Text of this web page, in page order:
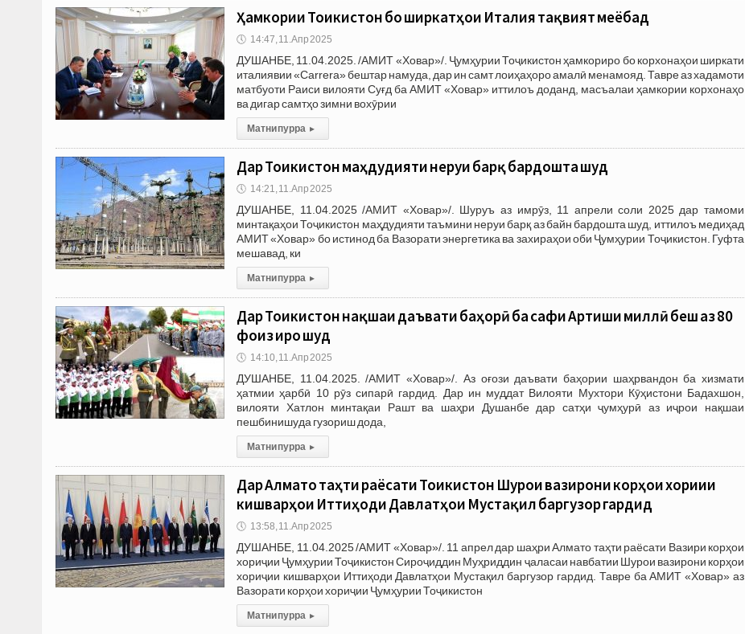
Ҳамкории Тоҷикистон бо ширкатҳои Италия тақвият меёбад
🕔 14:47, 11.Апр 2025
ДУШАНБЕ, 11.04.2025. /АМИТ «Ховар»/. Ҷумҳурии Тоҷикистон ҳамкориро бо корхонаҳои ширкати
италиявии «Carrera» бештар намуда, дар ин самт лоиҳаҳоро амалӣ менамояд. Тавре аз хадамоти
матбуоти Раиси вилояти Суғд ба АМИТ «Ховар» иттилоъ доданд, масъалаи ҳамкории корхонаҳо
ва дигар самтҳо зимни вохӯрии
Матни пурра ▸
Дар Тоҷикистон маҳдудияти неруи барқ бардошта шуд
🕔 14:21, 11.Апр 2025
ДУШАНБЕ, 11.04.2025 /АМИТ «Ховар»/. Шуруъ аз имрӯз, 11 апрели соли 2025 дар тамоми
минтақаҳои Тоҷикистон маҳдудияти таъмини неруи барқ аз байн бардошта шуд, иттилоъ медиҳад
АМИТ «Ховар» бо истинод ба Вазорати энергетика ва захираҳои оби Ҷумҳурии Тоҷикистон. Гуфта
мешавад, ки
Матни пурра ▸
Дар Тоҷикистон нақшаи даъвати баҳорӣ ба сафи Артиши миллӣ беш аз 80
фоиз иҷро шуд
🕔 14:10, 11.Апр 2025
ДУШАНБЕ, 11.04.2025. /АМИТ «Ховар»/. Аз оғози даъвати баҳории шаҳрвандон ба хизмати
ҳатмии ҳарбӣ 10 рӯз сипарӣ гардид. Дар ин муддат Вилояти Мухтори Кӯҳистони Бадахшон,
вилояти Хатлон минтақаи Рашт ва шаҳри Душанбе дар сатҳи ҷумҳурӣ аз иҷрои нақшаи
пешбинишуда гузориш дода,
Матни пурра ▸
Дар Алмато таҳти раёсати Тоҷикистон Шурои вазирони корҳои хориҷии
кишварҳои Иттиҳоди Давлатҳои Мустақил баргузор гардид
🕔 13:58, 11.Апр 2025
ДУШАНБЕ, 11.04.2025 /АМИТ «Ховар»/. 11 апрел дар шаҳри Алмато таҳти раёсати Вазири корҳои
хориҷии Ҷумҳурии Тоҷикистон Сироҷиддин Муҳриддин ҷаласаи навбатии Шурои вазирони корҳои
хориҷии кишварҳои Иттиҳоди Давлатҳои Мустақил баргузор гардид. Тавре ба АМИТ «Ховар» аз
Вазорати корҳои хориҷии Ҷумҳурии Тоҷикистон
Матни пурра ▸